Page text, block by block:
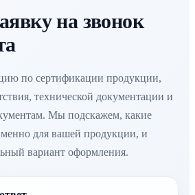
на звонок
по сертификации продукции,
технической документации и
Мы подскажем, какие
для вашей продукции, и
вариант оформления.